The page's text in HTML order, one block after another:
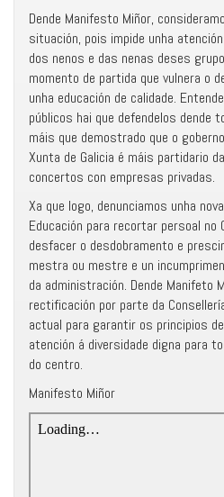
Dende Manifesto Miñor,
situación, pois impide unha
dos nenos e das nenas deses
momento de partida que vulnera o
unha educación de calidade.
públicos hai que defendelos
máis que demostrado que o
Xunta de Galicia é máis partidario
concertos con empresas privadas.
Xa que logo, denunciamos unha
Educación para recortar persoal no
desfacer o desdobramento e
mestra ou mestre e un
da administración. Dende Manifeto
rectificación por parte da
actual para garantir os principios
atención á diversidade digna para
do centro.
Manifesto Miñor